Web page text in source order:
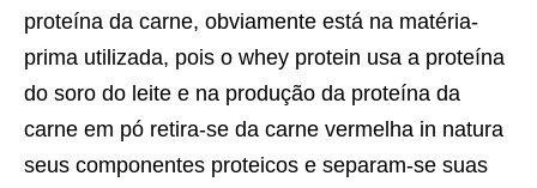
proteína da carne, obviamente está na matéria-
prima utilizada, pois o whey protein usa a proteína
do soro do leite e na produção da proteína da
carne em pó retira-se da carne vermelha in natura
seus componentes proteicos e separam-se suas